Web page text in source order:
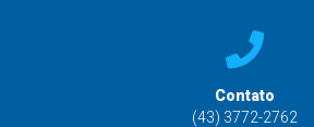
Contato
(43) 3772-2762